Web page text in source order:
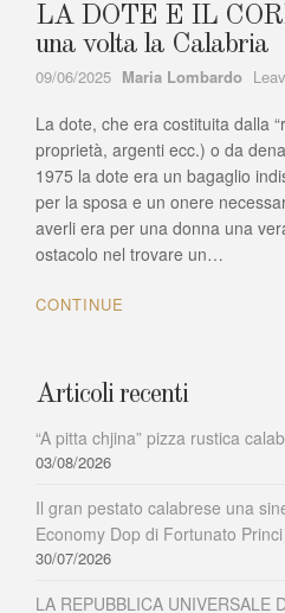
LA DOTE E IL
una volta la Calabria
09/06/2025 Author
Maria Lombardo
La dote, che era costituita dalla
proprietà, argenti ecc.) o da
1975 la dote era un bagaglio
per la sposa e un onere
averli era per una donna una
ostacolo nel trovare un…
CONTINUE
Articoli recenti
“A pitta chjina” pizza rustica
03/08/2026
Il gran pestato calabrese una
Economy Dop di Fortunato Princi
30/07/2026
LA REPUBBLICA UNIVERSALE